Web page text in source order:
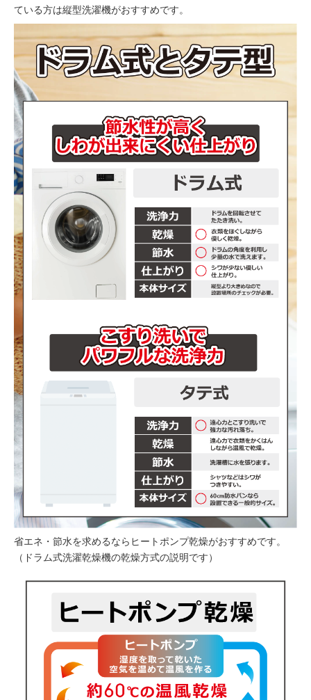
ている方は縦型洗濯機がおすすめです。
省エネ・節水を求めるならヒートポンプ乾燥がおすすめです。
（ドラム式洗濯乾燥機の乾燥方式の説明です）